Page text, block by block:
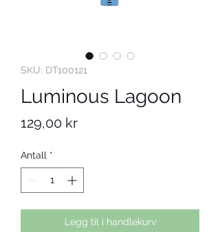
SKU: DT100121
Luminous Lagoon
129,00 krPris
Antall *
Legg til i handlekurv